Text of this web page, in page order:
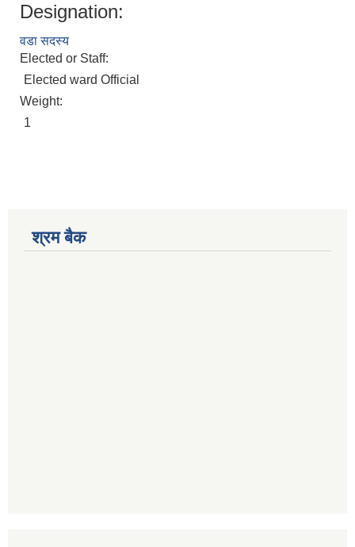
Designation:
वडा सदस्य
Elected or Staff:
Elected ward Official
Weight:
1
श्रम बैक